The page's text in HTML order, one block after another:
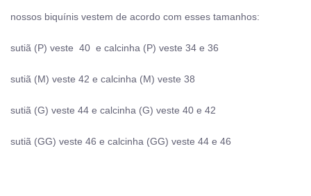
nossos biquínis vestem de acordo com esses tamanhos:
sutiã (P) veste 40 e calcinha (P) veste 34 e 36
sutiã (M) veste 42 e calcinha (M) veste 38
sutiã (G) veste 44 e calcinha (G) veste 40 e 42
sutiã (GG) veste 46 e calcinha (GG) veste 44 e 46